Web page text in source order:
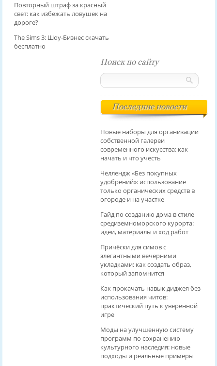
Повторный штраф за красный
свет: как избежать ловушек на
дороге?
The Sims 3: Шоу-Бизнес скачать
бесплатно
Поиск по сайту
Последние новости
Новые наборы для организации
собственной галереи
современного искусства: как
начать и что учесть
Челлендж «Без покупных
удобрений»: использование
только органических средств в
огороде и на участке
Гайд по созданию дома в стиле
средиземноморского курорта:
идеи, материалы и ход работ
Причёски для симов с
элегантными вечерними
укладками: как создать образ,
который запомнится
Как прокачать навык диджея без
использования читов:
практический путь к уверенной
игре
Моды на улучшенную систему
программ по сохранению
культурного наследия: новые
подходы и реальные примеры